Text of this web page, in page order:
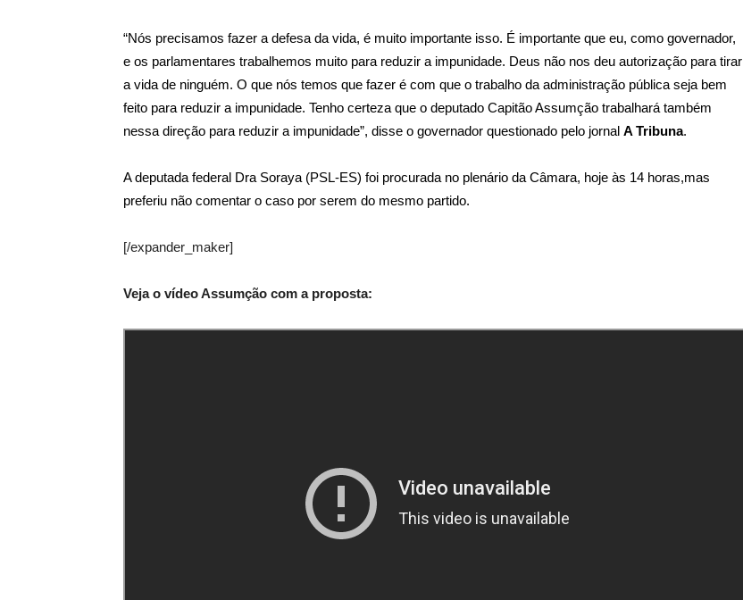
“Nós precisamos fazer a defesa da vida, é muito importante isso. É importante que eu, como governador,
e os parlamentares trabalhemos muito para reduzir a impunidade. Deus não nos deu autorização para tirar
a vida de ninguém. O que nós temos que fazer é com que o trabalho da administração pública seja bem
feito para reduzir a impunidade. Tenho certeza que o deputado Capitão Assumção trabalhará também
nessa direção para reduzir a impunidade”, disse o governador questionado pelo jornal A Tribuna.
A deputada federal Dra Soraya (PSL-ES) foi procurada no plenário da Câmara, hoje às 14 horas,mas
preferiu não comentar o caso por serem do mesmo partido.
[/expander_maker]
Veja o vídeo Assumção com a proposta: